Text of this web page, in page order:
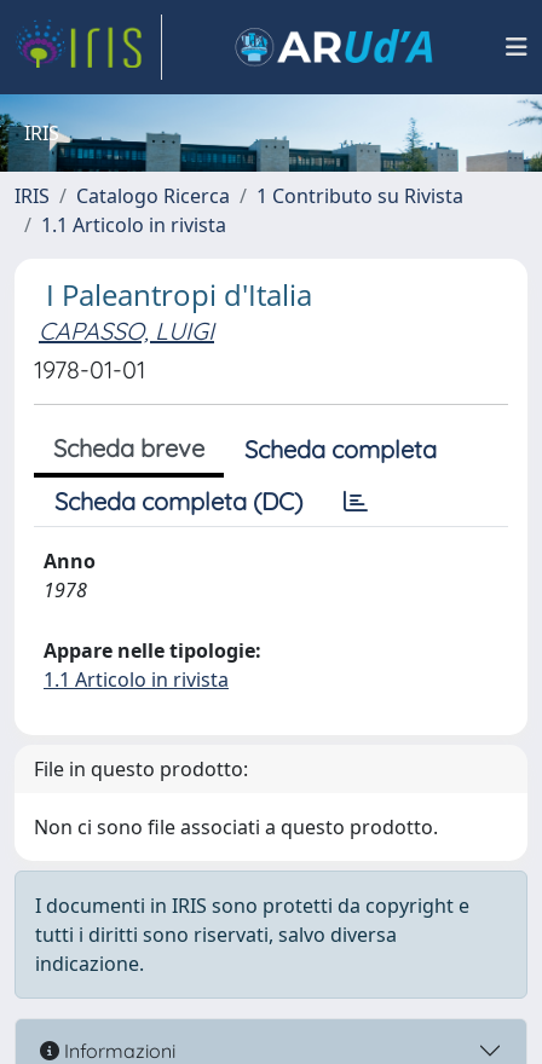
IRIS
IRIS Catalogo Ricerca
1 Contributo su Rivista
1.1 Articolo in rivista
I Paleantropi d'Italia
CAPASSO, LUIGI
1978-01-01
Scheda breve
Scheda completa
Scheda completa (DC)
Anno
1978
Appare nelle tipologie:
1.1 Articolo in rivista
File in questo prodotto:
Non ci sono file associati a questo prodotto.
I documenti in IRIS sono protetti da copyright e
tutti i diritti sono riservati, salvo diversa
indicazione.
Informazioni